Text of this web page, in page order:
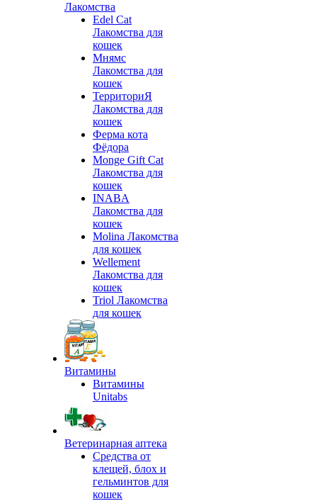
Лакомства
Edel Cat
Лакомства для
кошек
Мнямс
Лакомства для
кошек
ТерриториЯ
Лакомства для
кошек
Ферма кота
Фёдора
Monge Gift Cat
Лакомства для
кошек
INABA
Лакомства для
кошек
Molina Лакомства
для кошек
Wellement
Лакомства для
кошек
Triol Лакомства
для кошек
Витамины
Витамины
Unitabs
Ветеринарная аптека
Средства от
клещей, блох и
гельминтов для
кошек